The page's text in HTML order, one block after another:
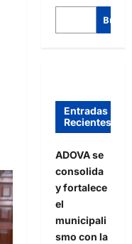
Entradas
Recientes
ADOVA se
consolida
y fortalece
el
municipali
smo con la